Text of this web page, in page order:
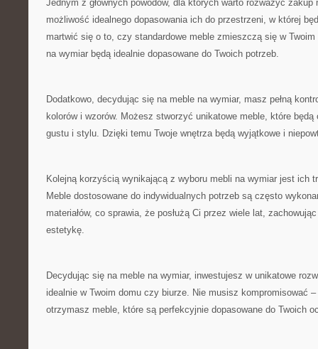
Jednym z głównych powodów, dla których⁣ warto⁣ rozważyć zakup
możliwość idealnego dopasowania ich do przestrzeni, w której
martwić się o ⁤to, czy standardowe meble​ zmieszczą się ⁣w
na wymiar będą ⁤idealnie dopasowane do⁤ Twoich potrzeb.
Dodatkowo, ‍decydując ⁣się na meble na wymiar, ⁤masz pełną
kolorów i wzorów. Możesz ⁢stworzyć unikatowe meble,⁣ które⁣ będą
gustu i stylu. Dzięki temu Twoje wnętrza będą wyjątkowe i
Kolejną korzyścią wynikającą z wyboru mebli na wymiar jest ich
Meble dostosowane do indywidualnych potrzeb są często
materiałów, co sprawia, że‌ posłużą Ci przez wiele lat,
estetykę.
Decydując się na meble na wymiar, inwestujesz w ⁤unikatowe
idealnie w Twoim domu czy biurze.‌ Nie musisz kompromisować
otrzymasz meble, które są perfekcyjnie dopasowane do Twoich